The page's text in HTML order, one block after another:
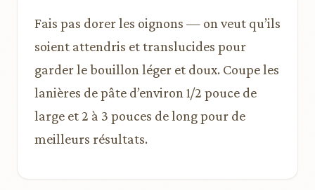
Fais pas dorer les oignons — on veut qu’ils
soient attendris et translucides pour
garder le bouillon léger et doux. Coupe les
lanières de pâte d’environ 1/2 pouce de
large et 2 à 3 pouces de long pour de
meilleurs résultats.